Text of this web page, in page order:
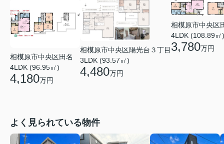
相模原市中央区田名
4LDK (96.95㎡)
4,180万円
相模原市中央区陽光台３丁目
3LDK (93.57㎡)
4,480万円
相模原市中央区
4LDK (108.89㎡)
3,780万円
よく見られている物件